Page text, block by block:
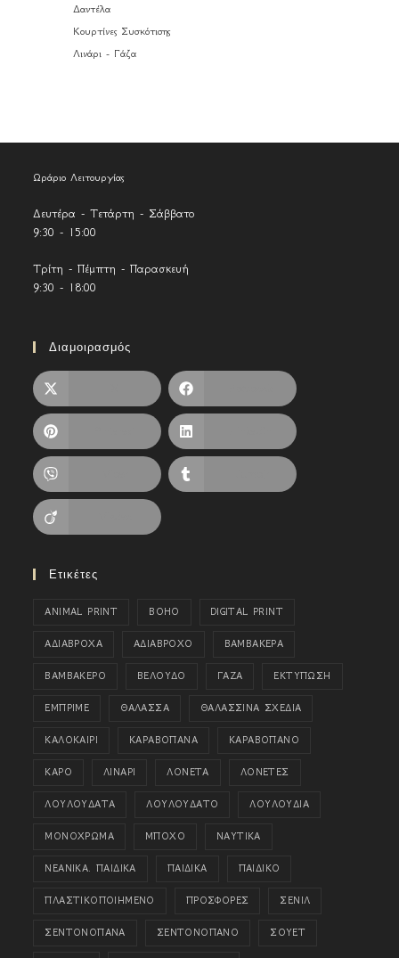
Δαντέλα
Κουρτίνες Συσκότισης
Λινάρι - Γάζα
Ωράριο Λειτουργίας
Δευτέρα - Τετάρτη - Σάββατο
9:30 - 15:00
Τρίτη - Πέμπτη - Παρασκευή
9:30 - 18:00
Διαμοιρασμός
Ετικέτες
ANIMAL PRINT BOHO DIGITAL PRINT
ΑΔΙΑΒΡΟΧΑ ΑΔΙΑΒΡΟΧΟ ΒΑΜΒΑΚΕΡΑ
ΒΑΜΒΑΚΕΡΟ ΒΕΛΟΥΔΟ ΓΑΖΑ ΕΚΤΥΠΩΣΗ
ΕΜΠΡΙΜΕ ΘΑΛΑΣΣΑ ΘΑΛΑΣΣΙΝΑ ΣΧΕΔΙΑ
ΚΑΛΟΚΑΙΡΙ ΚΑΡΑΒΟΠΑΝΑ ΚΑΡΑΒΟΠΑΝΟ
ΚΑΡΟ ΛΙΝΑΡΙ ΛΟΝΕΤΑ ΛΟΝΕΤΕΣ
ΛΟΥΛΟΥΔΑΤΑ ΛΟΥΛΟΥΔΑΤΟ ΛΟΥΛΟΥΔΙΑ
ΜΟΝΟΧΡΩΜΑ ΜΠΟΧΟ ΝΑΥΤΙΚΑ
ΝΕΑΝΙΚΑ. ΠΑΙΔΙΚΑ ΠΑΙΔΙΚΑ ΠΑΙΔΙΚΟ
ΠΛΑΣΤΙΚΟΠΟΙΗΜΕΝΟ ΠΡΟΣΦΟΡΕΣ ΣΕΝΙΛ
ΣΕΝΤΟΝΟΠΑΝΑ ΣΕΝΤΟΝΟΠΑΝΟ ΣΟΥΕΤ